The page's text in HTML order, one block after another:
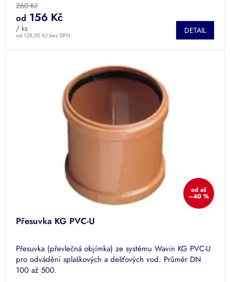
260 Kč
od 128,90 Kč bez DPH
od 156 Kč
/ ks DETAIL
od až
–40 %
Přesuvka KG PVC-U
Přesuvka (převlečná objímka) ze systému Wavin KG PVC-U
pro odvádění splaškových a dešťových vod. Průměr DN
100 až 500.